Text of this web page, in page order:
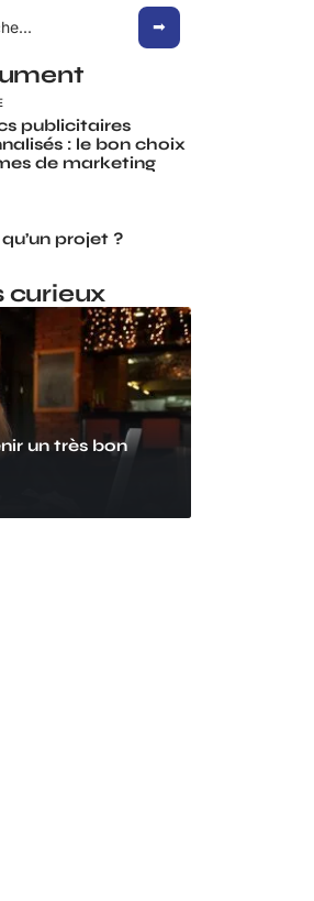
publicitaires
: le bon choix
de marketing
projet ?
curieux
un très bon